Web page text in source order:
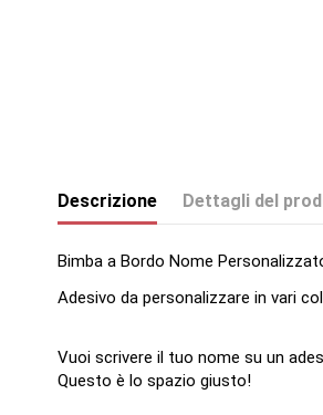
Descrizione Dettagli del
Bimba a Bordo Nome
Adesivo da personalizzare in vari
Vuoi scrivere il tuo nome su un
Questo è lo spazio giusto!